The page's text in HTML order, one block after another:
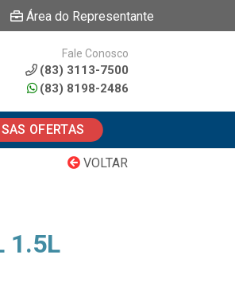
Área do Representante
Fale Conosco
(83) 3113-7500
(83) 8198-2486
OFERTAS
VOLTAR
1.5L